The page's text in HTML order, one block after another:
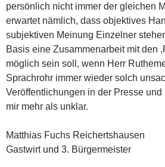
persönlich nicht immer der gleichen
erwartet nämlich, dass objektives
subjektiven Meinung Einzelner
Basis eine Zusammenarbeit mit den
möglich sein soll, wenn Herr
Sprachrohr immer wieder solch
Veröffentlichungen in der Presse und
mir mehr als unklar.
Matthias Fuchs Reichertshausen
Gastwirt und 3. Bürgermeister